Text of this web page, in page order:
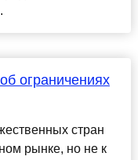
ограничениях
стран
рынке, но не к